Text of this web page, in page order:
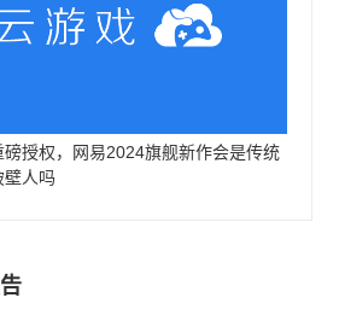
磅授权，网易2024旗舰新作会是传统
壁人吗